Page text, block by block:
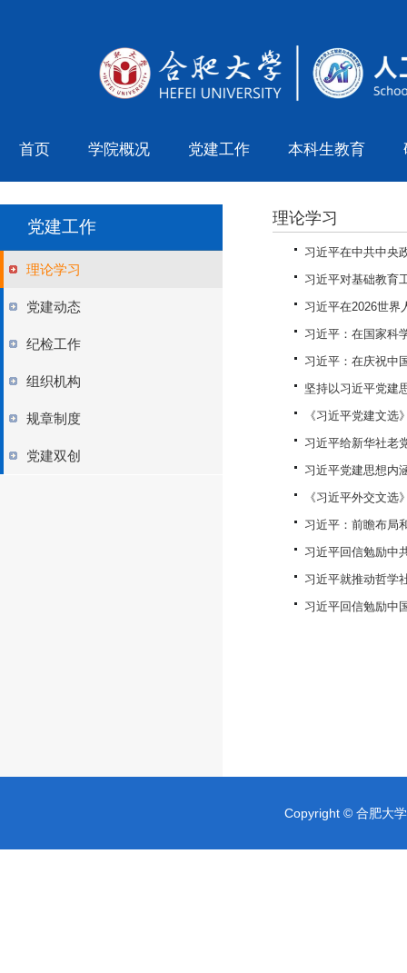
首页 学院概况 党建工作 本科生教育
党建工作
理论学习
党建动态
纪检工作
组织机构
规章制度
党建双创
理论学习
习近平在中共中央
习近平对基础教育
习近平在2026世界
习近平：在国家科
习近平：在庆祝中
坚持以习近平党建
《习近平党建文选
习近平给新华社老
习近平党建思想内
《习近平外交文选
习近平：前瞻布局
习近平回信勉励中
习近平就推动哲学
习近平回信勉励中
Copyright © 合肥大